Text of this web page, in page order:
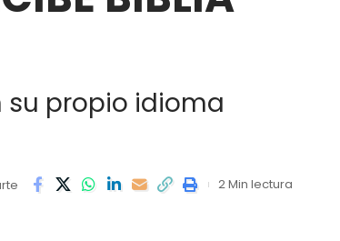
su propio idioma
2 Min lectura